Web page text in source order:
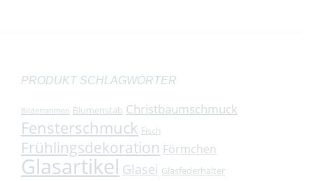
PRODUKT SCHLAGWÖRTER
Bilderrahmen Blumenstab Christbaumschmuck
Fensterschmuck Fisch
Frühlingsdekoration Förmchen
Glasartikel Glasei Glasfederhalter